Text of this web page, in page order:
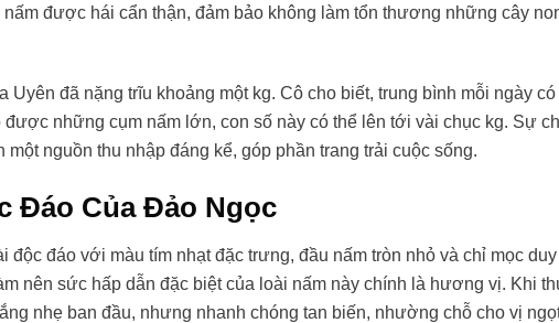
được hái cẩn thận, đảm bảo không làm tổn thương những cây
Uyên đã nặng trĩu khoảng một kg. Cô cho biết, trung bình mỗi ngày có
những cụm nấm lớn, con số này có thể lên tới vài chục kg. Sự
nguồn thu nhập đáng kể, góp phần trang trải cuộc sống.
Đáo Của Đảo Ngọc
độc đáo với màu tím nhạt đặc trưng, đầu nấm tròn nhỏ và chỉ mọc
nên sức hấp dẫn đặc biệt của loài nấm này chính là hương vị. Khi
nhẹ ban đầu, nhưng nhanh chóng tan biến, nhường chỗ cho vị